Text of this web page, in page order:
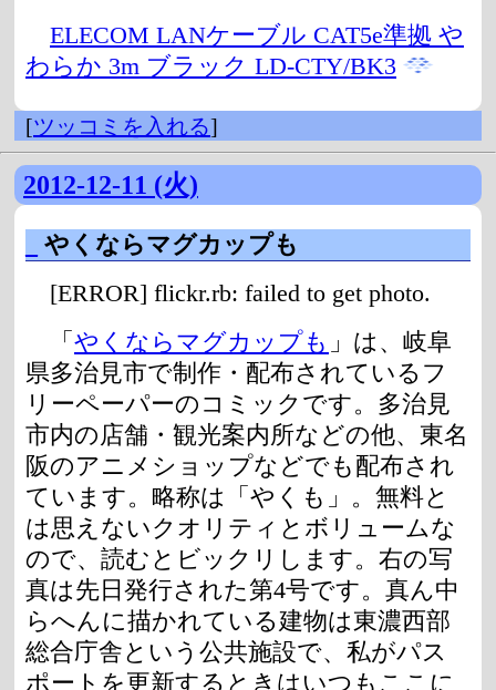
ELECOM LANケーブル CAT5e準拠 や
わらか 3m ブラック LD-CTY/BK3
[ツッコミを入れる]
2012-12-11 (火)
やくならマグカップも
[ERROR] flickr.rb: failed to get photo.
「 やくならマグカップも 」は、岐阜
県多治見市で制作・配布されているフ
リーペーパーのコミックです。多治見
市内の店舗・観光案内所などの他、東名
阪のアニメショップなどでも配布され
ています。略称は「やくも」。無料と
は思えないクオリティとボリュームな
ので、読むとビックリします。右の写
真は先日発行された第4号です。真ん中
らへんに描かれている建物は東濃西部
総合庁舎という公共施設で、私がパス
ポートを更新するときはいつもここに